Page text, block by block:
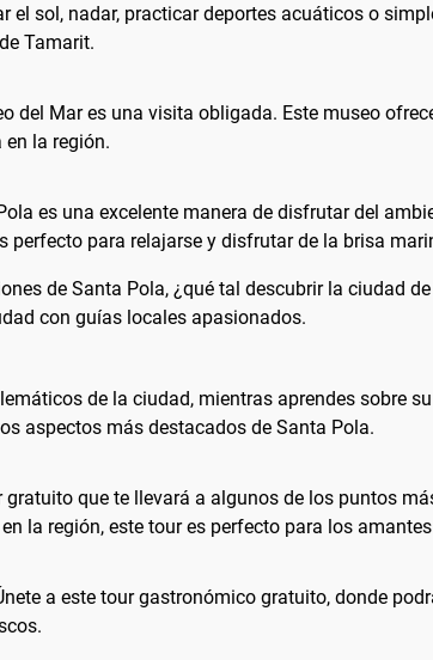
sol, nadar, practicar deportes acuáticos o
Tamarit.
del Mar es una visita obligada. Este museo
la región.
es una excelente manera de disfrutar del
perfecto para relajarse y disfrutar de la brisa
de Santa Pola, ¿qué tal descubrir la ciudad
con guías locales apasionados.
de la ciudad, mientras aprendes sobre
aspectos más destacados de Santa Pola.
que te llevará a algunos de los puntos
la región, este tour es perfecto para los
a este tour gastronómico gratuito, donde